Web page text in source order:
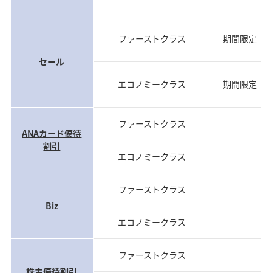
セール
ファーストクラス 期間限定（
エコノミークラス 期間限定（
ANAカード優待
割引
ファーストクラス
エコノミークラス
Biz
ファーストクラス
エコノミークラス
ファーストクラス